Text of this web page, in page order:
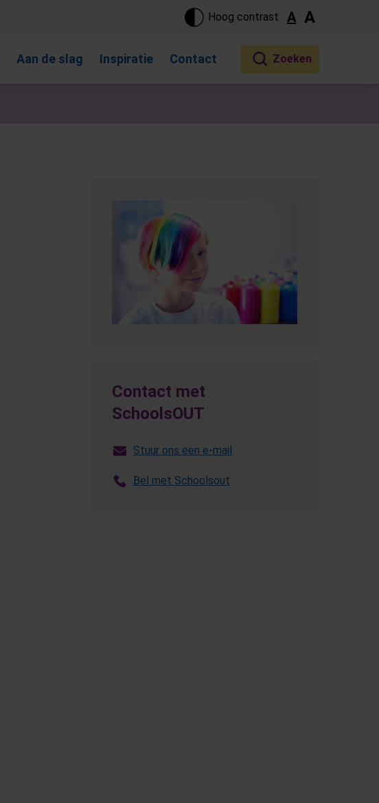
Hoog contrast A A
Aan de slag Inspiratie Contact
de gewenste pagina. Touch-apparaat gebruikers, bewegen door aanraking
Contact met
SchoolsOUT
Stuur ons een e-mail
Bel met Schoolsout